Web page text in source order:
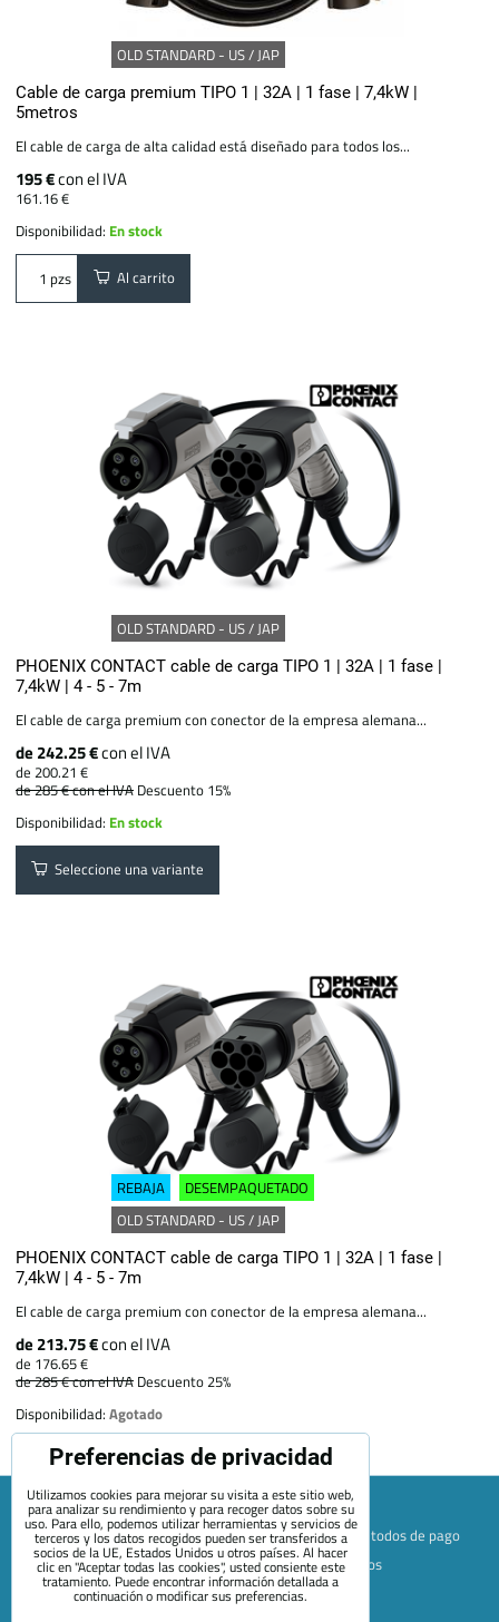
OLD STANDARD - US / JAP
Cable de carga premium TIPO 1 | 32A | 1 fase | 7,4kW |
5metros
El cable de carga de alta calidad está diseñado para todos los...
195 €con el IVA
161.16 €
Disponibilidad: En stock
pzs Al carrito
OLD STANDARD - US / JAP
PHOENIX CONTACT cable de carga TIPO 1 | 32A | 1 fase |
7,4kW | 4 - 5 - 7m
El cable de carga premium con conector de la empresa alemana...
de 242.25 €con el IVA
de 200.21 €
de 285 €con el IVA Descuento 15%
Disponibilidad: En stock
Seleccione una variante
REBAJA
DESEMPAQUETADO
OLD STANDARD - US / JAP
PHOENIX CONTACT cable de carga TIPO 1 | 32A | 1 fase |
7,4kW | 4 - 5 - 7m
El cable de carga premium con conector de la empresa alemana...
de 213.75 €con el IVA
de 176.65 €
de 285 €con el IVA Descuento 25%
Disponibilidad:Agotado
Mapa de la página web Términos y condiciones
Métodos de pago
Envío y devolución
+420 722 689 252
Quiénes somos
Contacto
Blog
Preferencias de privacidad
Utilizamos cookies para mejorar su visita a este sitio web,
para analizar su rendimiento y para recoger datos sobre su
uso. Para ello, podemos utilizar herramientas y servicios de
terceros y los datos recogidos pueden ser transferidos a
socios de la UE, Estados Unidos u otros países. Al hacer
clic en "Aceptar todas las cookies", usted consiente este
tratamiento. Puede encontrar información detallada a
continuación o modificar sus preferencias.